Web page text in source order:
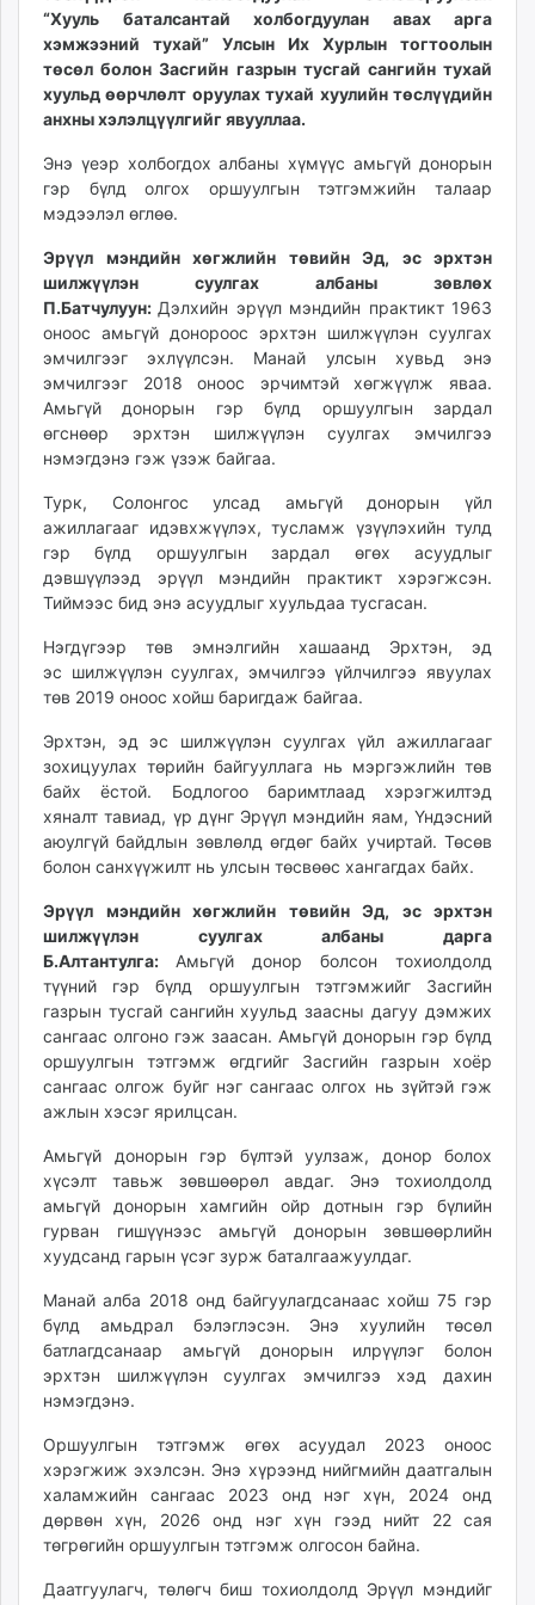
unuudur.mn
isee.mn
mglradio.com
fact.mn
tumen.mn
shuum.mn
times.mn
tvmongolia.mn
mass.mn
unegui.mn
toim.mn
tac.mn
paparazzi.mn
unread.today
“Хууль баталсантай холбогдуулан авах арга
хэмжээний тухай” Улсын Их Хурлын тогтоолын
төсөл болон Засгийн газрын тусгай сангийн тухай
хуульд өөрчлөлт оруулах тухай хуулийн төслүүдийн
анхны хэлэлцүүлгийг явууллаа.
Энэ үеэр холбогдох албаны хүмүүс амьгүй донорын
гэр бүлд олгох оршуулгын тэтгэмжийн талаар
мэдээлэл өглөө.
Эрүүл мэндийн хөгжлийн төвийн Эд, эс эрхтэн
шилжүүлэн суулгах албаны зөвлөх
П.Батчулуун: Дэлхийн эрүүл мэндийн практикт 1963
оноос амьгүй донороос эрхтэн шилжүүлэн суулгах
эмчилгээг эхлүүлсэн. Манай улсын хувьд энэ
эмчилгээг 2018 оноос эрчимтэй хөгжүүлж яваа.
Амьгүй донорын гэр бүлд оршуулгын зардал
өгснөөр эрхтэн шилжүүлэн суулгах эмчилгээ
нэмэгдэнэ гэж үзэж байгаа.
Турк, Солонгос улсад амьгүй донорын үйл
ажиллагааг идэвхжүүлэх, тусламж үзүүлэхийн тулд
гэр бүлд оршуулгын зардал өгөх асуудлыг
дэвшүүлээд эрүүл мэндийн практикт хэрэгжсэн.
Тиймээс бид энэ асуудлыг хуульдаа тусгасан.
Нэгдүгээр төв эмнэлгийн хашаанд Эрхтэн, эд
эс шилжүүлэн суулгах, эмчилгээ үйлчилгээ явуулах
төв 2019 оноос хойш баригдаж байгаа.
Эрхтэн, эд эс шилжүүлэн суулгах үйл ажиллагааг
зохицуулах төрийн байгууллага нь мэргэжлийн төв
байх ёстой. Бодлогоо баримтлаад хэрэгжилтэд
хяналт тавиад, үр дүнг Эрүүл мэндийн яам, Үндэсний
аюулгүй байдлын зөвлөлд өгдөг байх учиртай. Төсөв
болон санхүүжилт нь улсын төсвөөс хангагдах байх.
Эрүүл мэндийн хөгжлийн төвийн Эд, эс эрхтэн
шилжүүлэн суулгах албаны дарга
Б.Алтантулга: Амьгүй донор болсон тохиолдолд
түүний гэр бүлд оршуулгын тэтгэмжийг Засгийн
газрын тусгай сангийн хуульд заасны дагуу дэмжих
сангаас олгоно гэж заасан. Амьгүй донорын гэр бүлд
оршуулгын тэтгэмж өгдгийг Засгийн газрын хоёр
сангаас олгож буйг нэг сангаас олгох нь зүйтэй гэж
ажлын хэсэг ярилцсан.
Амьгүй донорын гэр бүлтэй уулзаж, донор болох
хүсэлт тавьж зөвшөөрөл авдаг. Энэ тохиолдолд
амьгүй донорын хамгийн ойр дотнын гэр бүлийн
гурван гишүүнээс амьгүй донорын зөвшөөрлийн
хуудсанд гарын үсэг зурж баталгаажуулдаг.
Манай алба 2018 онд байгуулагдсанаас хойш 75 гэр
бүлд амьдрал бэлэглэсэн. Энэ хуулийн төсөл
батлагдсанаар амьгүй донорын илрүүлэг болон
эрхтэн шилжүүлэн суулгах эмчилгээ хэд дахин
нэмэгдэнэ.
Оршуулгын тэтгэмж өгөх асуудал 2023 оноос
хэрэгжиж эхэлсэн. Энэ хүрээнд нийгмийн даатгалын
халамжийн сангаас 2023 онд нэг хүн, 2024 онд
дөрвөн хүн, 2026 онд нэг хүн гээд нийт 22 сая
төгрөгийн оршуулгын тэтгэмж олгосон байна.
Даатгуулагч, төлөгч биш тохиолдолд Эрүүл мэндийг